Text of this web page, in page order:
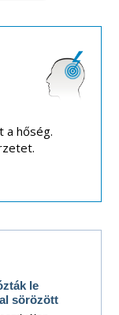
a hőség.
le
sörözött